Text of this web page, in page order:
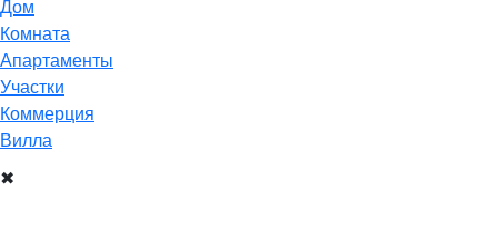
Дом
Комнатa
Апартаменты
Участки
Коммерция
Виллa
✖